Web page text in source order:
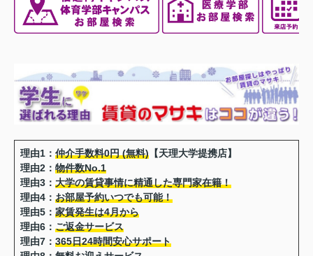
理由1：仲介手数料0円 (無料) 【天理大学提携店】
理由2：物件数No.1
理由3：大学の賃貸事情に精通した専門家在籍！
理由4：お部屋予約いつでも可能！
理由5：家賃発生は4月から
理由6：ご返金サービス
理由7：365日24時間安心サポート